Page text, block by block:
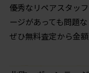
優秀なリペアスタッ
ージがあっても問題な
ぜひ無料査定から金